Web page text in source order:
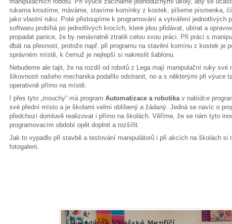
rukama kroutíme, máváme, stavíme komínky z kostek, píšeme písmenka,
jako vlastní ruku. Poté přistoupíme k programování a vytváření jednotlivých
softwaru probíhá po jednotlivých krocích, které jdou přidávat, ubírat a
propadat panice, že by nenávratně ztratili celou svou práci. Při práci s
dbát na přesnost, protože např. při programu na stavění komínu z kostek je
správném místě, k čemuž je nejlepší si nakreslit šablonu.
Nebudeme ale tajit, že na rozdíl od robotů z Lega mají manipulační ruky
šikovnosti našeho mechanika podařilo odstranit, no a s některými při výuce
operativně přímo na místě.
I přes tyto „mouchy“ má program Automatizace a robotika v nabídce
své přední místo a je školami velmi oblíbený a žádaný. Jedná se navíc o
předchozí domluvě realizovat i přímo na školách. Věříme, že se nám tyto
programovacím období opět doplnit a rozšířit.
Jak to vypadlo při stavbě a testování manipulátorů i při akcích na školách si
fotogalerii.